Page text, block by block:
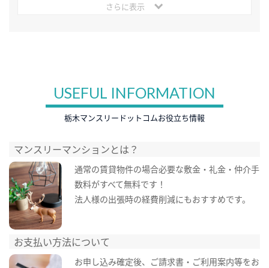
さらに表示
USEFUL INFORMATION
栃木マンスリードットコムお役立ち情報
マンスリーマンションとは？
通常の賃貸物件の場合必要な敷金・礼金・仲介手
数料がすべて無料です！
法人様の出張時の経費削減にもおすすめです。
お支払い方法について
お申し込み確定後、ご請求書・ご利用案内等をお